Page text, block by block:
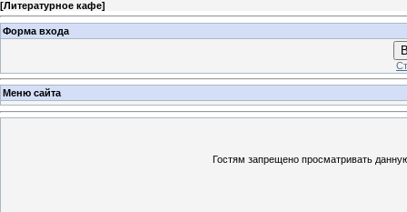
[Литературное кафе]
Форма входа
Меню сайта
Гостям запрещено просматривать